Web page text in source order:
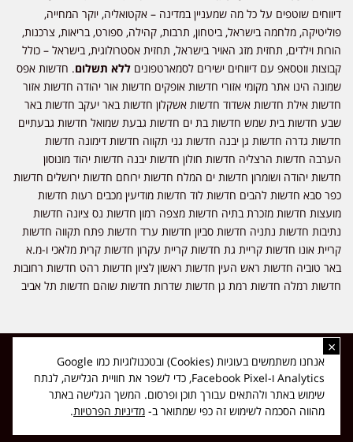
דיווחים שוטפים על כל מה שמעניין במדינה – אקטואליה, יוקר המחייה,
פוליטיקה, מלחמה בישראל, ביטחון, תרבות, קהילה, ספורט, בריאות, צרכנות,
הורות וילדים, תחזית מזג האויר בישראל, תחזית אסטרולוגית, בישראל – כולל
קבוצות ווטסאפ עם דיווחים ישירים לסמארטפונים ללא תשלום. חדשות אפס
שמונה הינו אתר מקומי אזורי חדשות אופקים חדשות אור יהודה חדשות אזור
חדשות אילת חדשות אשדוד חדשות אשקלון חדשות באר יעקב חדשות באר
שבע חדשות בית שמש חדשות בת ים חדשות גבעת שמואל חדשות גבעתיים
חדשות גדרה חדשות גן יבנה חדשות גני תקווה חדשות דימונה חדשות
הערבה חדשות הרצליה חדשות חולון חדשות יבנה חדשות יהוד מונוסון
חדשות יהודה ושומרון חדשות ים המלח חדשות ירוחם חדשות ירושלים חדשות
כפר סבא חדשות להבים חדשות לוד חדשות מודיעין מכבים רעות חדשות
מועצות חדשות מזכרת בתיה חדשות מצפה רמון חדשות נס ציונה חדשות
נתיבות חדשות נתניה חדשות סביון חדשות ערד חדשות פתח תקווה חדשות
קריית אונו חדשות קריית גת חדשות קריית עקרון חדשות קרית מלאכי ו-מ.א
באר טוביה חדשות ראש העין חדשות ראשון לציון חדשות רהט חדשות רחובות
חדשות רמלה חדשות רמת גן חדשות שדרות חדשות שוהם חדשות תל אביב
כל הזכויות שמורות ל-ליזה ללוצאשווילי - חדשות אפס שמונה - דיווחים בזמן
אמת, נוסד בשנת 2019 | טל' לפרסומים 054-9759222 מייל מערכת
news08.net@gmail.com
Made with ❤ byDIGITA
×
אנחנו משתמשים בעוגיות (Cookies) ובטכנולוגיות כמו Google
Analytics ו-Facebook Pixel, כדי לשפר את חוויית הגלישה, לנתח
שימוש באתר ולהתאים עבורך תוכן ופרסום. המשך הגלישה באתר
מהווה הסכמה לשימוש זה כפי שמתואר ב- מדיניות הפרטיות.